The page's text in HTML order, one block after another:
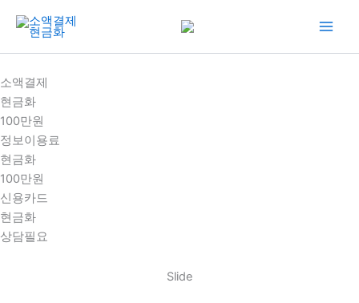
건
너
뛰
기
소액결제
현금화
100만원
정보이용료
현금화
100만원
신용카드
현금화
상담필요
Slide